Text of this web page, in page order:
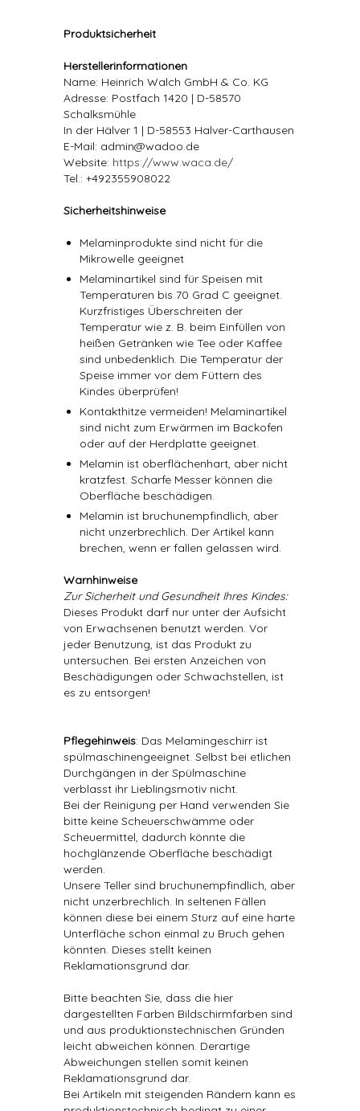
Produktsicherheit
Herstellerinformationen
Name: Heinrich Walch GmbH & Co. KG
Adresse: Postfach 1420 | D-58570
Schalksmühle
In der Hälver 1 | D-58553 Halver-Carthausen
E-Mail: admin@wadoo.de
Website: https://www.waca.de/
Tel.: +492355908022
Sicherheitshinweise
Melaminprodukte sind nicht für die
Mikrowelle geeignet
Melaminartikel sind für Speisen mit
Temperaturen bis 70 Grad C geeignet.
Kurzfristiges Überschreiten der
Temperatur wie z. B. beim Einfüllen von
heißen Getränken wie Tee oder Kaffee
sind unbedenklich. Die Temperatur der
Speise immer vor dem Füttern des
Kindes überprüfen!
Kontakthitze vermeiden! Melaminartikel
sind nicht zum Erwärmen im Backofen
oder auf der Herdplatte geeignet.
Melamin ist oberflächenhart, aber nicht
kratzfest. Scharfe Messer können die
Oberfläche beschädigen.
Melamin ist bruchunempfindlich, aber
nicht unzerbrechlich. Der Artikel kann
brechen, wenn er fallen gelassen wird.
Warnhinweise
Zur Sicherheit und Gesundheit Ihres Kindes:
Dieses Produkt darf nur unter der Aufsicht
von Erwachsenen benutzt werden. Vor
jeder Benutzung, ist das Produkt zu
untersuchen. Bei ersten Anzeichen von
Beschädigungen oder Schwachstellen, ist
es zu entsorgen!
Pflegehinweis: Das Melamingeschirr ist
spülmaschinengeeignet. Selbst bei etlichen
Durchgängen in der Spülmaschine
verblasst ihr Lieblingsmotiv nicht.
Bei der Reinigung per Hand verwenden Sie
bitte keine Scheuerschwämme oder
Scheuermittel, dadurch könnte die
hochglänzende Oberfläche beschädigt
werden.
Unsere Teller sind bruchunempfindlich, aber
nicht unzerbrechlich. In seltenen Fällen
können diese bei einem Sturz auf eine harte
Unterfläche schon einmal zu Bruch gehen
könnten. Dieses stellt keinen
Reklamationsgrund dar.
Bitte beachten Sie, dass die hier
dargestellten Farben Bildschirmfarben sind
und aus produktionstechnischen Gründen
leicht abweichen können. Derartige
Abweichungen stellen somit keinen
Reklamationsgrund dar.
Bei Artikeln mit steigenden Rändern kann es